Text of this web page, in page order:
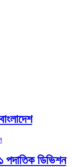
পদাতিক ডিভিশন